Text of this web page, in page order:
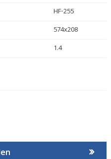
HF-255
574x208
1.4